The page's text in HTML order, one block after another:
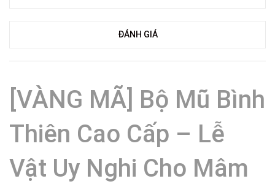
ĐÁNH GIÁ
[VÀNG MÃ] Bộ Mũ Bình
Thiên Cao Cấp – Lễ
Vật Uy Nghi Cho Mâm